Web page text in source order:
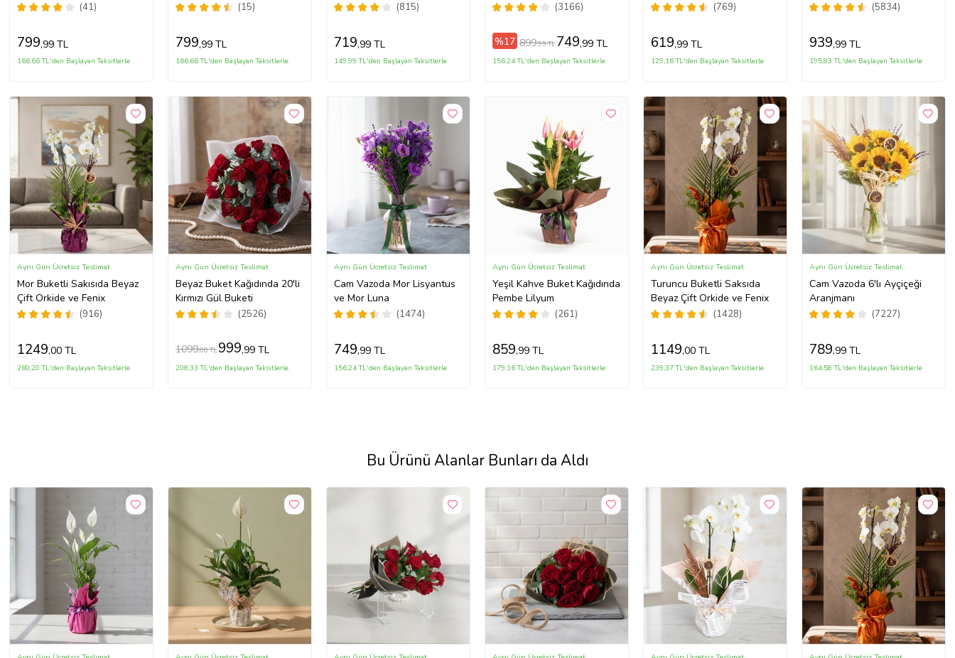
(41)
799,99 TL
166,66 TL'den Başlayan Taksitlerle
(15)
799,99 TL
166,66 TL'den Başlayan Taksitlerle
(815)
719,99 TL
149,99 TL'den Başlayan Taksitlerle
(3166)
%17 899,99 TL 749,99 TL
156,24 TL'den Başlayan Taksitlerle
(769)
619,99 TL
129,16 TL'den Başlayan Taksitlerle
(5834)
939,99 TL
195,83 TL'den Başlayan Taksitlerle
Mor Buketli Sakısıda Beyaz
Çift Orkide ve Fenix
(916)
Aynı Gün Ücretsiz Teslimat
1249,00 TL
260,20 TL'den Başlayan Taksitlerle
Beyaz Buket Kağıdında 20'li
Kırmızı Gül Buketi
(2526)
Aynı Gün Ücretsiz Teslimat
1099,00 TL 999,99 TL
208,33 TL'den Başlayan Taksitlerle
Cam Vazoda Mor Lisyantus
ve Mor Luna
(1474)
Aynı Gün Ücretsiz Teslimat
749,99 TL
156,24 TL'den Başlayan Taksitlerle
Yeşil Kahve Buket Kağıdında
Pembe Lilyum
(261)
Aynı Gün Ücretsiz Teslimat
859,99 TL
179,16 TL'den Başlayan Taksitlerle
Turuncu Buketli Saksıda
Beyaz Çift Orkide ve Fenix
(1428)
Aynı Gün Ücretsiz Teslimat
1149,00 TL
239,37 TL'den Başlayan Taksitlerle
Cam Vazoda 6'lı Ayçiçeği
Aranjmanı
(7227)
Aynı Gün Ücretsiz Teslimat
789,99 TL
164,58 TL'den Başlayan Taksitlerle
Bu Ürünü Alanlar Bunları da Aldı